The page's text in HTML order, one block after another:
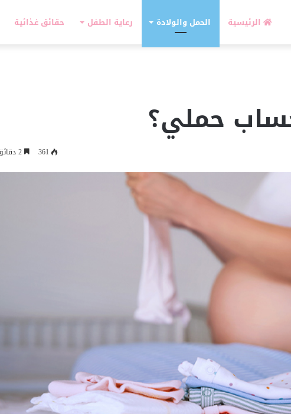
الرئيسية الحمل والولادة رعاية الطفل حقائق غذائية
حملي؟
361